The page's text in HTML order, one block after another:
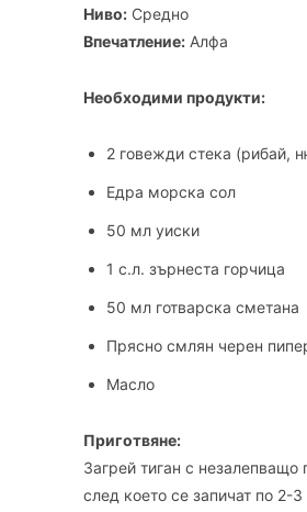
Ниво: Средно
Впечатление: Алфа
Необходими продукти:
2 говежди стекa (рибай,
Едра морска сол
50 мл уиски
1 с.л. зърнеста горчица
50 мл готварска сметана
Прясно смлян черен
Масло
Приготвяне:
Загрей тиган с
след което се запичат по 2-